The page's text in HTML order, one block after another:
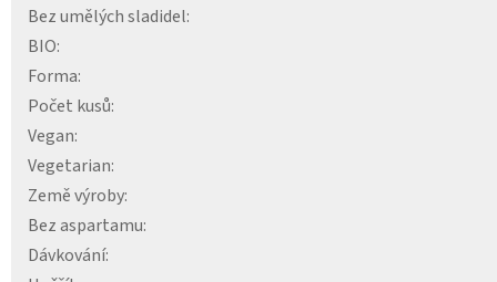
Bez umělých sladidel:
BIO:
Forma:
Počet kusů:
Vegan:
Vegetarian:
Země výroby:
Bez aspartamu:
Dávkování: